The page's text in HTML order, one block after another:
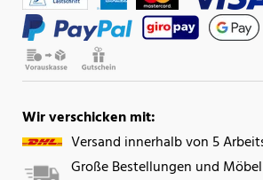
Wir verschicken mit:
Versand innerhalb von 5
Große Bestellungen und